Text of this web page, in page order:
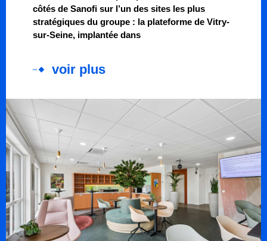
côtés de Sanofi sur l’un des sites les plus
stratégiques du groupe : la plateforme de Vitry-
sur-Seine, implantée dans
voir plus